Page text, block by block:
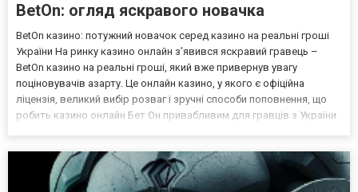
BetOn: огляд яскравого новачка
BetOn казино: потужний новачок серед казино на реальні гроші
України На ринку казино онлайн з’явився яскравий гравець –
BetOn казино на реальні гроші, який вже привернув увагу
поціновувачів азарту. Це онлайн казино, у якого є офіційна
ліцензія, великий вибір розваг і зручні способи поповнення, що
робить казино онлайн Бет Он привабливим для гравців з України.